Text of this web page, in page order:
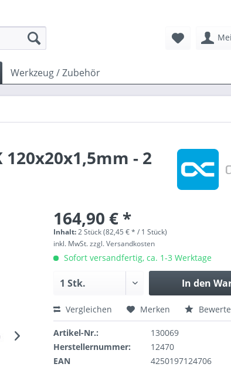
Werkzeug / Zubehör
- 2
164,90 € *
Inhalt:2 Stück (82,45 € * / 1 Stück)
inkl. MwSt.zzgl. Versandkosten
Sofort versandfertig, ca. 1-3 Werktage
In den
Vergleichen Merken
Artikel-Nr.:
130069
Herstellernummer:
12470
EAN
4250197124706